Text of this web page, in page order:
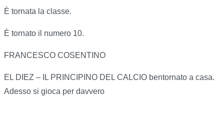
È tornata la classe.
È tornato il numero 10.
FRANCESCO COSENTINO
EL DIEZ – IL PRINCIPINO DEL CALCIO bentornato a casa.
Adesso si gioca per davvero